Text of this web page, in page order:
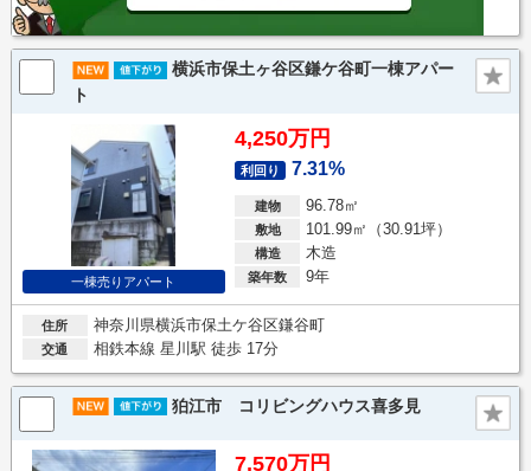
横浜市保土ヶ谷区鎌ケ谷町一棟アパー
ト
一棟売りアパート
4,250万円
利回り 7.31%
建物 96.78㎡
敷地 101.99㎡（30.91坪）
構造 木造
築年数 9年
住所 神奈川県横浜市保土ケ谷区鎌谷町
交通 相鉄本線 星川駅 徒歩 17分
狛江市 コリビングハウス喜多見
7,570万円